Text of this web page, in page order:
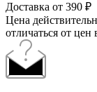
Доставка от 390 ₽
Цена
отличаться от